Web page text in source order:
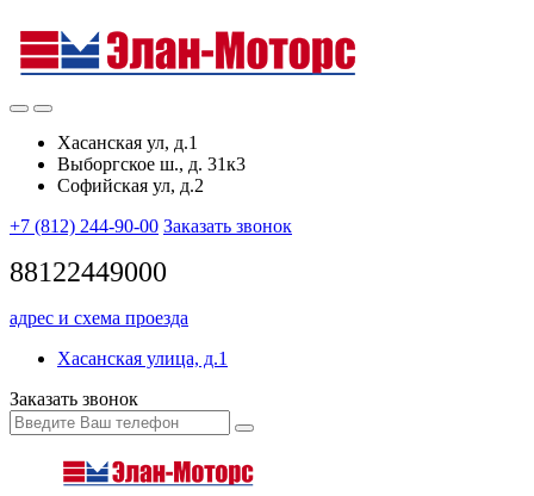
Хасанская ул, д.1
Выборгское ш., д. 31к3
Софийская ул, д.2
+7 (812) 244-90-00 Заказать звонок
88122449000
адрес и схема проезда
Хасанская улица, д.1
Заказать звонок